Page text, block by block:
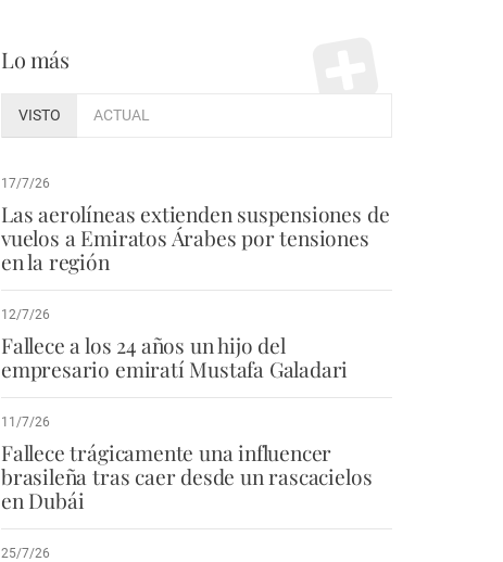
Lo más
VISTO ACTUAL
17/7/26
Las aerolíneas extienden suspensiones de
vuelos a Emiratos Árabes por tensiones
en la región
12/7/26
Fallece a los 24 años un hijo del
empresario emiratí Mustafa Galadari
11/7/26
Fallece trágicamente una influencer
brasileña tras caer desde un rascacielos
en Dubái
25/7/26